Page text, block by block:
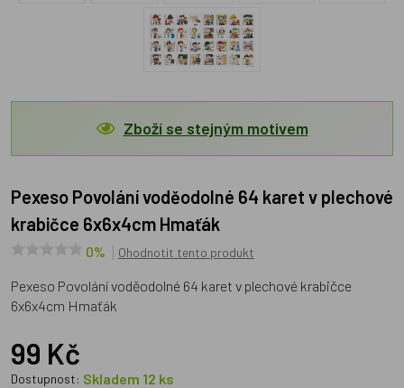
Zboží se stejným motivem
Pexeso Povolání voděodolné 64 karet v plechové
krabičce 6x6x4cm Hmaťák
0% Ohodnotit tento produkt
Pexeso Povolání voděodolné 64 karet v plechové krabičce
6x6x4cm Hmaťák
99 Kč
Dostupnost: Skladem 12 ks